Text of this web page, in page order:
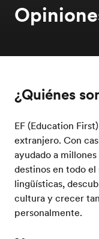
¿Quiénes
EF (Education
extranjero. Con
ayudado a
destinos en todo el
lingüísticas,
cultura y crecer
personalmente.